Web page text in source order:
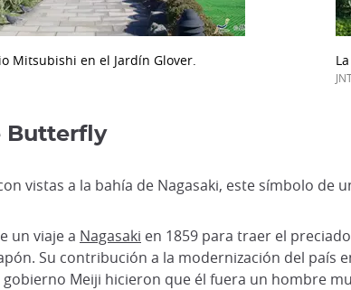
Mitsubishi en el Jardín Glover.
Butterfly
vistas a la bahía de Nagasaki, este símbolo
un viaje a Nagasaki en 1859 para traer el
Su contribución a la modernización del
gobierno Meiji hicieron que él fuera un hombre